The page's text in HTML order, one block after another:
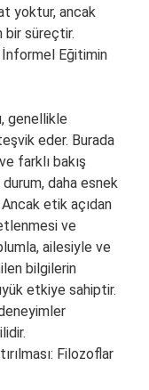
yoktur, ancak
bir süreçtir.
Eğitimin
genellikle
eder. Burada
farklı bakış
daha esnek
etik açıdan
ve
ailesiyle ve
bilgilerin
etkiye sahiptir.
Filozoflar